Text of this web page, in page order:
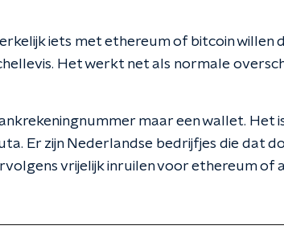
iets met ethereum of bitcoin willen
Het werkt net als normale
maar een wallet. Het
Er zijn Nederlandse bedrijfjes die dat
vrijelijk inruilen voor ethereum of